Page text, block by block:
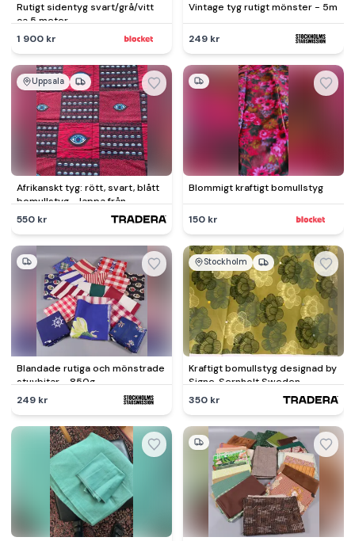
Rutigt sidentyg svart/grå/vitt
ca 5 meter
1 900 kr
Vintage tyg rutigt mönster - 5m
249 kr
Uppsala
Afrikanskt tyg: rött, svart, blått
bomullstyg - lappa från
Västafrika
550 kr
Blommigt kraftigt bomullstyg
150 kr
Blandade rutiga och mönstrade
stuvbitar - 850g
249 kr
Stockholm
Kraftigt bomullstyg designad by
Signe, Sernholt Sweden
350 kr